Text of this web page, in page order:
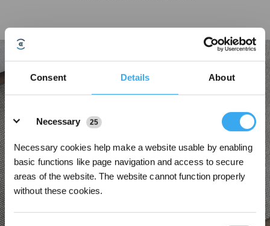
Consent Details About
Necessary
25
Necessary cookies help make a website usable by enabling
basic functions like page navigation and access to secure
areas of the website. The website cannot function properly
without these cookies.